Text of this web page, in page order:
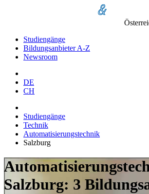
Studiengänge
Bildungsanbieter A-Z
Newsroom
DE
CH
Studiengänge
Technik
Automatisierungstechnik
Salzburg
Salzburg: 3